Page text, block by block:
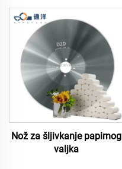
Nož za šljivkanje papirnog
valjka